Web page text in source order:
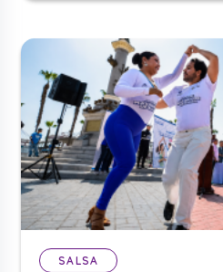
SALSA